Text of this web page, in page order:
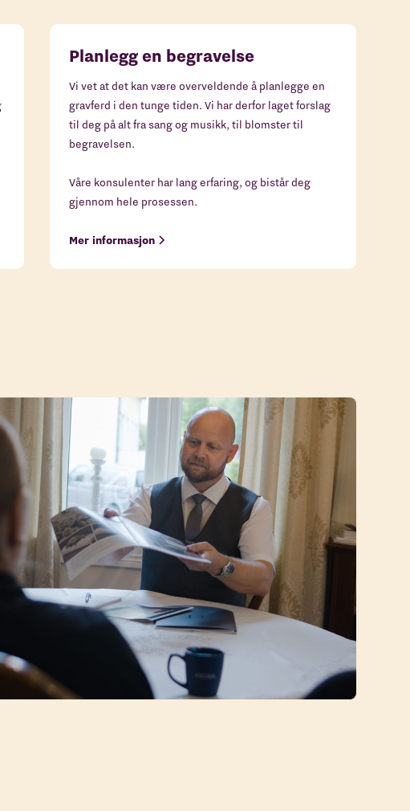
Planlegg en begravelse
Vi vet at det kan være overveldende å planlegge en
gravferd i den tunge tiden. Vi har derfor laget forslag
til deg på alt fra sang og musikk, til blomster til
begravelsen.
Våre konsulenter har lang erfaring, og bistår deg
gjennom hele prosessen.
Mer informasjon